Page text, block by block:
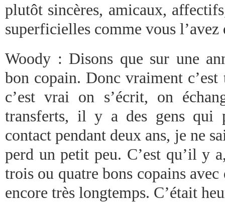
plutôt sincères, amicaux,
superficielles comme vous l’avez
Woody : Disons que sur une
bon copain. Donc vraiment
c’est vrai on s’écrit, on
transferts, il y a des gens qui
contact pendant deux ans, je ne
perd un petit peu. C’est qu’il y
trois ou quatre bons copains
encore très longtemps. C’était